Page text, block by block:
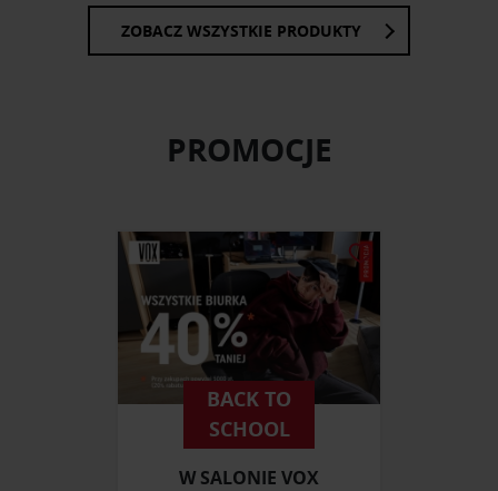
ZOBACZ WSZYSTKIE PRODUKTY
PROMOCJE
BACK TO
SCHOOL
W SALONIE VOX